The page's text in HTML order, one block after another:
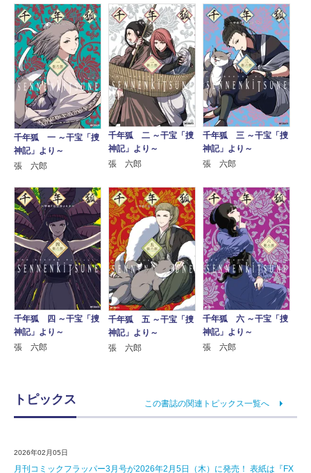
千年狐 一 ～干宝「捜
神記」より～
張 六郎
千年狐 二 ～干宝「捜
神記」より～
張 六郎
千年狐 三 ～干宝「捜
神記」より～
張 六郎
千年狐 四 ～干宝「捜
神記」より～
張 六郎
千年狐 五 ～干宝「捜
神記」より～
張 六郎
千年狐 六 ～干宝「捜
神記」より～
張 六郎
トピックス この書誌の関連トピックス一覧へ
2026年02月05日
月刊コミックフラッパー3月号が2026年2月5日（木）に発売！ 表紙は『FX